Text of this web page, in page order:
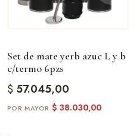
Set de mate yerb azuc L y b
c/termo 6pzs
$57.045,00
$38.030,00